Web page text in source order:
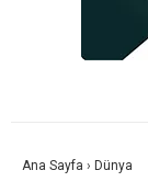
Ana Sayfa › Dünya